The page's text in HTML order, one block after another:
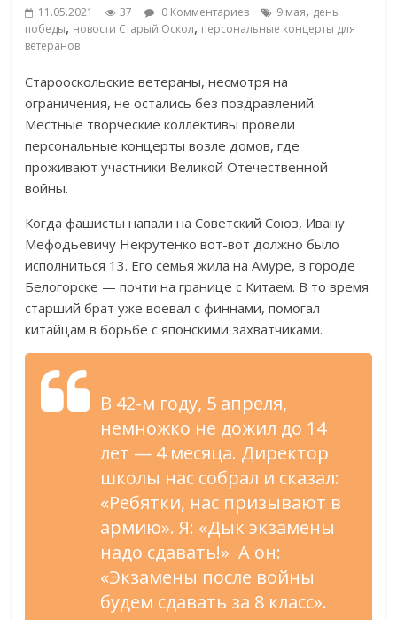
11.05.2021 37 0 Комментариев 9 мая, день
победы, новости Старый Оскол, персональные концерты для
ветеранов
Старооскольские ветераны, несмотря на
ограничения, не остались без поздравлений.
Местные творческие коллективы провели
персональные концерты возле домов, где
проживают участники Великой Отечественной
войны.
Когда фашисты напали на Советский Союз, Ивану
Мефодьевичу Некрутенко вот-вот должно было
исполниться 13. Его семья жила на Амуре, в городе
Белогорске — почти на границе с Китаем. В то время
старший брат уже воевал с финнами, помогал
китайцам в борьбе с японскими захватчиками.
В 42-м году, 5 апреля,
немножко не дожил до 14
лет — 4 месяца. Директор
школы нас собрал и сказал:
«Ребятки, нас призывают в
армию». Я: «Дык экзамены
надо сдавать!» А он:
«Экзамены после войны
будем сдавать за 8 класс».